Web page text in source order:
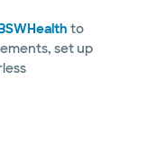
to
set up